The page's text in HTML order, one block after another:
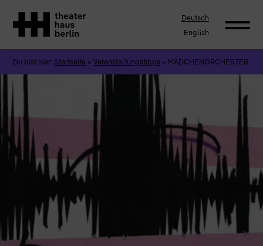
Deutsch
English
Du bist hier: Startseite »Veranstaltungstipps » MÄDCHENORCHESTER